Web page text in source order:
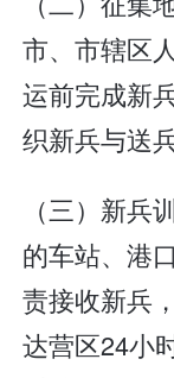
市、市辖区
运前完成新
织新兵与送
（三）新兵
的车站、港
责接收新兵
达营区24小